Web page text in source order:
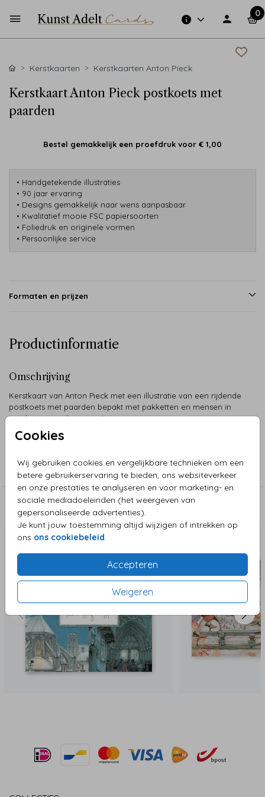
0
Cookies
Wij gebruiken cookies en vergelijkbare technieken om een
betere gebruikerservaring te bieden, ons websiteverkeer
en onze prestaties te analyseren en voor marketing- en
sociale mediadoeleinden (het weergeven van
gepersonaliseerde advertenties).
Je kunt jouw toestemming altijd wijzigen of intrekken op
ons ons cookiebeleid.
Accepteren
Weigeren
Kerstkaarten Kerstkaarten Anton Pieck
Kerstkaart Anton Pieck postkoets met
paarden
Bestel gemakkelijk een proefdruk voor € 1,00
• Handgetekende illustraties
• 90 jaar ervaring
• Designs gemakkelijk naar wens aanpasbaar
• Kwalitatief mooie FSC papiersoorten
• Foliedruk en originele vormen
• Persoonlijke service
Formaten en prijzen
Productinformatie
Omschrijving
Kerstkaart van Anton Pieck met een illustratie van een rijdende
postkoets met paarden bepakt met pakketten en mensen in
een besneeuwde omgeving.
Kerstkaarten Anton Pieck
Aanbevolen